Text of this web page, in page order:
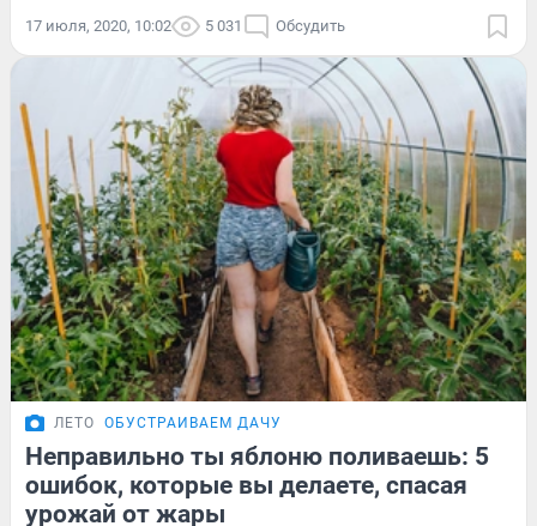
17 июля, 2020, 10:02 5 031 Обсудить
ЛЕТО ОБУСТРАИВАЕМ ДАЧУ
Неправильно ты яблоню поливаешь: 5
ошибок, которые вы делаете, спасая
урожай от жары